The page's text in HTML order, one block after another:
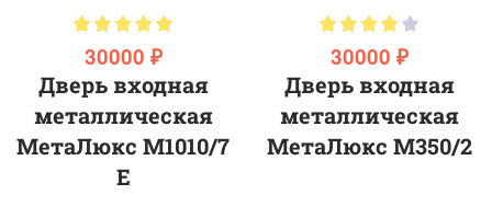
30000 ₽
Дверь входная
металлическая
МетаЛюкс М1010/7
E
30000 ₽
Дверь входная
металлическая
МетаЛюкс М350/2